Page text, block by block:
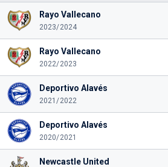
Rayo Vallecano
2023/2024
Rayo Vallecano
2022/2023
Deportivo Alavés
2021/2022
Deportivo Alavés
2020/2021
Newcastle United